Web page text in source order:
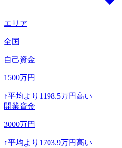
エリア
全国
自己資金
1500万円
↑平均より 1198.5万円高い
開業資金
3000万円
↑平均より 1703.9万円高い